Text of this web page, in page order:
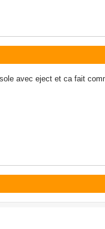
avec eject et ca fait